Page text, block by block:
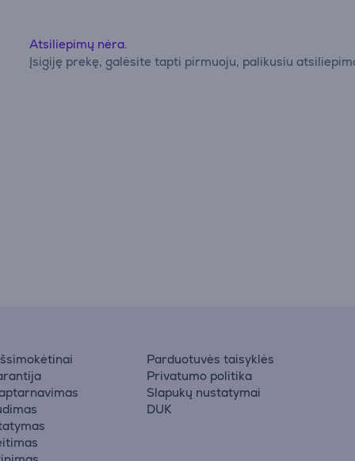
Atsiliepimų nėra.
Įsigiję prekę, galėsite tapti pirmuoju, palikusiu
Parduotuvės taisyklės
Privatumo politika
Slapukų nustatymai
DUK